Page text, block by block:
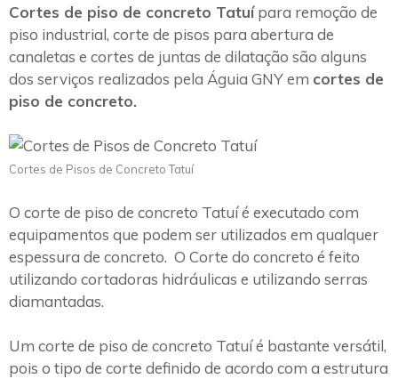
Cortes de piso de concreto Tatuípara remoção de
piso industrial, corte de pisos para abertura de
canaletas e cortes de juntas de dilatação são alguns
dos serviços realizados pela Águia GNY em cortes de
piso de concreto.
Cortes de Pisos de Concreto Tatuí
O corte de piso de concreto Tatuí é executado com
equipamentos que podem ser utilizados em qualquer
espessura de concreto. O Corte do concreto é feito
utilizando cortadoras hidráulicas e utilizando serras
diamantadas.
Um corte de piso de concreto Tatuí é bastante versátil,
pois o tipo de corte definido de acordo com a estrutura